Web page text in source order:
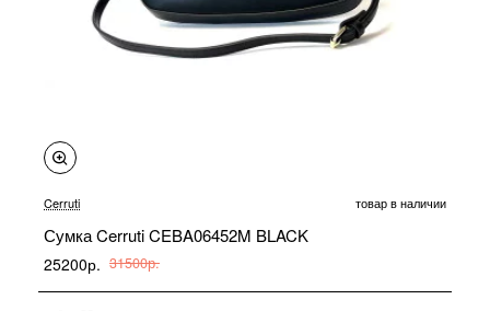
-20%
Cerruti товар в наличии
Сумка Cerruti CEBA06452M BLACK
25200р. 31500р.